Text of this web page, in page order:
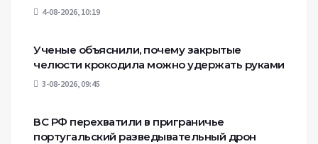
4-08-2026, 10:19
Ученые объяснили, почему закрытые
челюсти крокодила можно удержать руками
3-08-2026, 09:45
ВС РФ перехватили в приграничье
португальский разведывательный дрон